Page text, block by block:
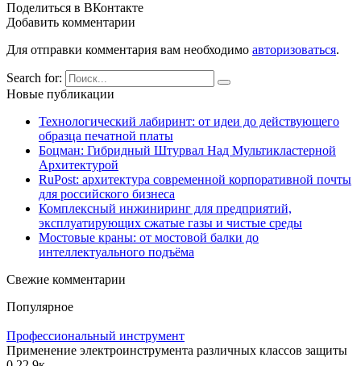
Поделиться в ВКонтакте
Добавить комментарии
Для отправки комментария вам необходимо авторизоваться.
Search for:
Новые публикации
Технологический лабиринт: от идеи до действующего
образца печатной платы
Боцман: Гибридный Штурвал Над Мультикластерной
Архитектурой
RuPost: архитектура современной корпоративной почты
для российского бизнеса
Комплексный инжиниринг для предприятий,
эксплуатирующих сжатые газы и чистые среды
Мостовые краны: от мостовой балки до
интеллектуального подъёма
Свежие комментарии
Популярное
Профессиональный инструмент
Применение электроинструмента различных классов защиты